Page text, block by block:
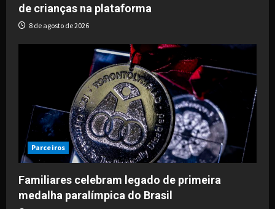
de crianças na plataforma
8 de agosto de 2026
Parceiros
Familiares celebram legado de primeira
medalha paralímpica do Brasil